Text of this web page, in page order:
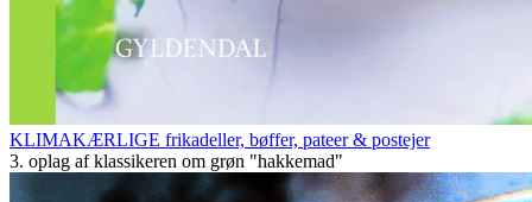
KLIMAKÆRLIGE frikadeller, bøffer, pateer & postejer
3. oplag af klassikeren om grøn "hakkemad"